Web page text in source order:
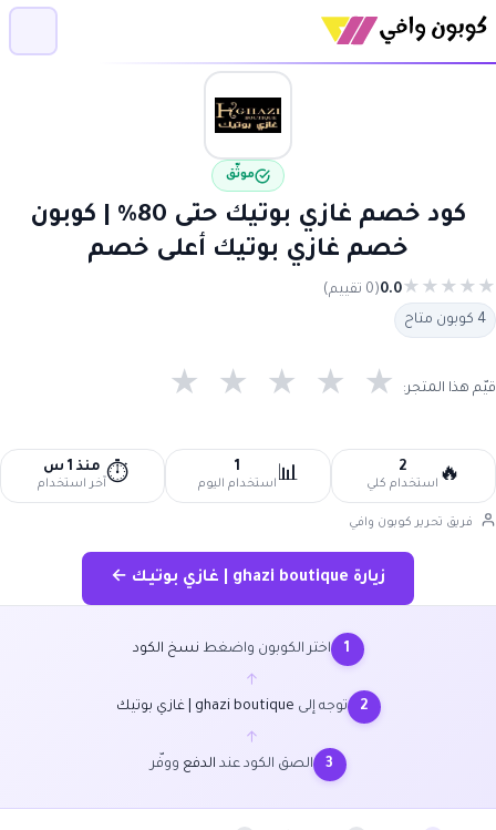
موثّق
كود خصم غازي بوتيك حتى 80% | كوبون
خصم غازي بوتيك أعلى خصم
★
★
★
★
★
0.0(0 تقييم)
4 كوبون متاح
قيّم هذا المتجر: ★ ★ ★ ★ ★
🔥
2
استخدام كلي 📊
1
استخدام اليوم ⏱️ منذ 1 س
آخر استخدام
فريق تحرير كوبون وافي
زيارة ghazi boutique | غازي بوتيك ←
1 اختر الكوبون واضغط نسخ الكود
←
2 توجه إلى ghazi boutique | غازي بوتيك
←
3 الصق الكود عند الدفع ووفّر